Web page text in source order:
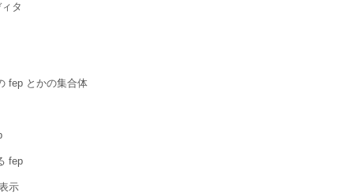
タ
fep とかの集合体
fep
示